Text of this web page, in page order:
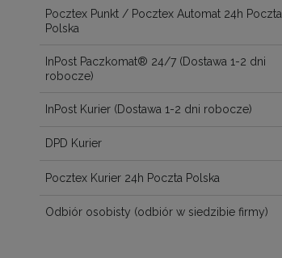
Pocztex Punkt / Pocztex Automat 24h Poczta
Polska
InPost Paczkomat® 24/7 (Dostawa 1-2 dni
robocze)
InPost Kurier (Dostawa 1-2 dni robocze)
DPD Kurier
Pocztex Kurier 24h Poczta Polska
Odbiór osobisty (odbiór w siedzibie firmy)